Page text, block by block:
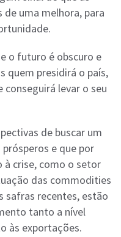
uma melhora, para
o futuro é obscuro e
quem presidirá o país,
conseguirá levar o seu
de buscar um
e que por
à crise, como o setor
das commodities
safras recentes, estão
tanto a nível
às exportações.